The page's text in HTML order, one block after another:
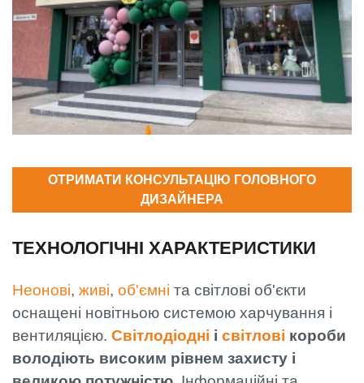
ОТРИМАТИ КОНСУЛЬТАЦІЮ ГОЛОВНОГО
ДИЗАЙНЕРА
ТЕХНОЛОГІЧНІ ХАРАКТЕРИСТИКИ
Неонові, живі, об'ємні та світлові об'єкти
оснащені новітньою системою харчування і
вентиляцією. Світлодіодні і світлові короби
володіють високим рівнем захисту і